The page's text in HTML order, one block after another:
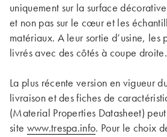
uniquement sur la surface
et non pas sur le cœur et les
matériaux. A leur sortie d’usine, les
livrés avec des côtés à coupe droite.
La plus récente version en vigueur
livraison et des fiches de
(Material Properties Datasheet)
site www.trespa.info. Pour le choix